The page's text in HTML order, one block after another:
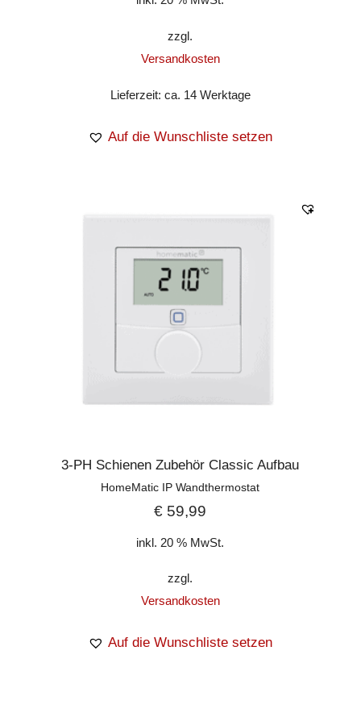
zzgl.
Versandkosten
Lieferzeit: ca. 14 Werktage
Auf die Wunschliste setzen
3-PH Schienen Zubehör Classic Aufbau
HomeMatic IP Wandthermostat
€ 59,99
inkl. 20 % MwSt.
zzgl.
Versandkosten
Auf die Wunschliste setzen